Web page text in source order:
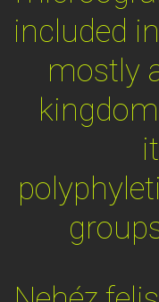
included
mostly